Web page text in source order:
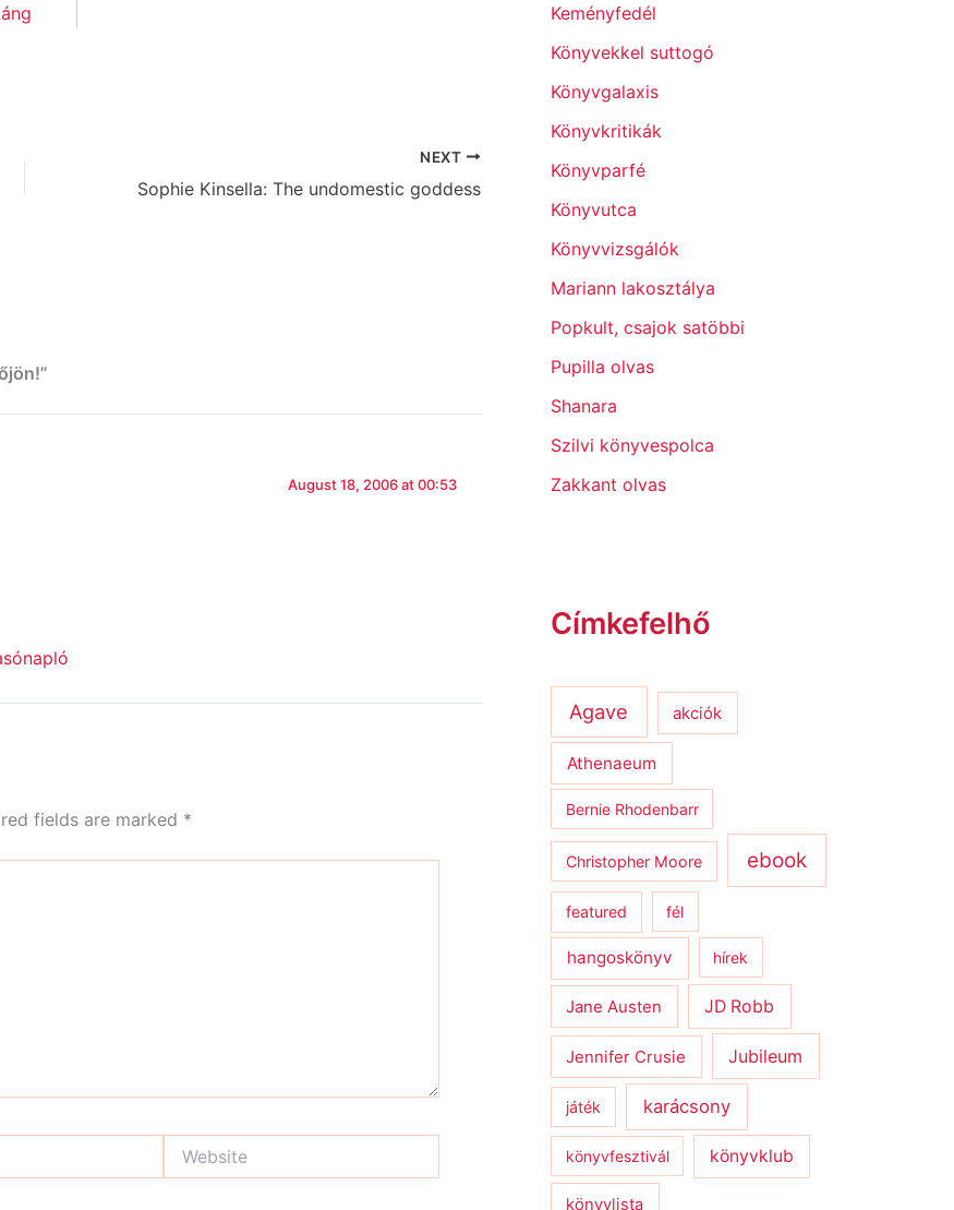
NEXT
Sophie Kinsella: The undomestic goddess
August 18, 2006 at 00:53
fields are marked *
Keményfedél
Könyvekkel suttogó
Könyvgalaxis
Könyvkritikák
Könyvparfé
Könyvutca
Könyvvizsgálók
Mariann lakosztálya
Popkult, csajok satöbbi
Pupilla olvas
Shanara
Szilvi könyvespolca
Zakkant olvas
Címkefelhő
Agave akciók
Athenaeum
Bernie Rhodenbarr
Christopher Moore ebook
featured fél
hangoskönyv hírek
Jane Austen JD Robb
Jennifer Crusie Jubileum
játék karácsony
könyvfesztivál könyvklub
könyvlista